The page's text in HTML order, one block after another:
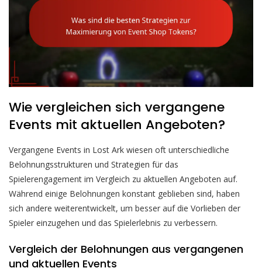
Wie vergleichen sich vergangene
Events mit aktuellen Angeboten?
Vergangene Events in Lost Ark wiesen oft unterschiedliche
Belohnungsstrukturen und Strategien für das
Spielerengagement im Vergleich zu aktuellen Angeboten auf.
Während einige Belohnungen konstant geblieben sind, haben
sich andere weiterentwickelt, um besser auf die Vorlieben der
Spieler einzugehen und das Spielerlebnis zu verbessern.
Vergleich der Belohnungen aus vergangenen
und aktuellen Events